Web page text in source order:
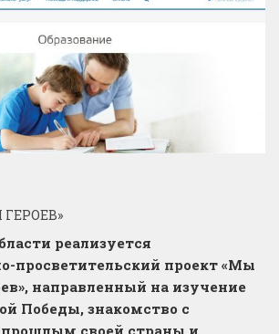
реализуется
просветительский проект «Мы
направленный на изучение
Победы, знакомство с
своей страны и